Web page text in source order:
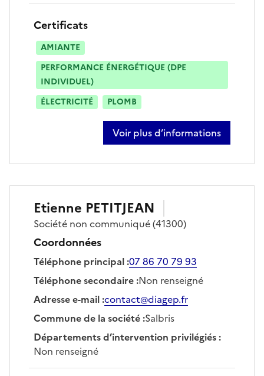
Certificats
AMIANTE
PERFORMANCE ÉNERGÉTIQUE (DPE
INDIVIDUEL)
ÉLECTRICITÉ
PLOMB
Voir plus d’informations
sur aurélien klotz
Etienne PETITJEAN
Société non communiqué(41300)
Coordonnées
Téléphone principal:07 86 70 79 93
Téléphone secondaire:Non renseigné
Adresse e-mail:contact@diagep.fr
Commune de la société:Salbris
Départements d’intervention privilégiés:
Non renseigné